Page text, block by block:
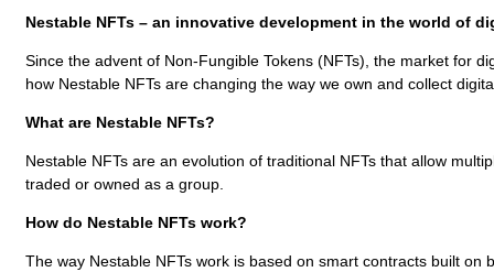
Nestable NFTs – an innovative development in the world of
Since the advent of Non-Fungible Tokens (NFTs), the market for
how Nestable NFTs are changing the way we own and collect
What are Nestable NFTs?
Nestable NFTs are an evolution of traditional NFTs that allow
traded or owned as a group.
How do Nestable NFTs work?
The way Nestable NFTs work is based on smart contracts built